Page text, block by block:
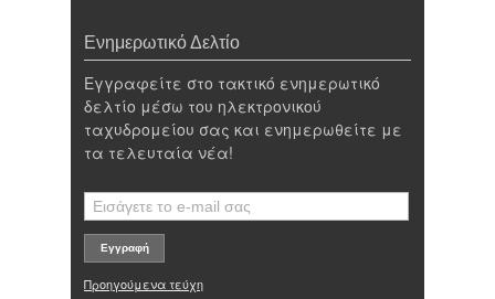
Ενημερωτικό Δελτίο
Εγγραφείτε στο τακτικό ενημερωτικό
δελτίο μέσω του ηλεκτρονικού
ταχυδρομείου σας και ενημερωθείτε με
τα τελευταία νέα!
Προηγούμενα τεύχη